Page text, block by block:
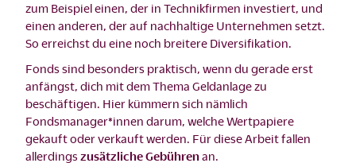
zum Beispiel einen, der in Technikfirmen investiert, und
einen anderen, der auf nachhaltige Unternehmen setzt.
So erreichst du eine noch breitere Diversifikation.
Fonds sind besonders praktisch, wenn du gerade erst
anfängst, dich mit dem Thema Geldanlage zu
beschäftigen. Hier kümmern sich nämlich
Fondsmanager*innen darum, welche Wertpapiere
gekauft oder verkauft werden. Für diese Arbeit fallen
allerdings zusätzliche Gebührenan.